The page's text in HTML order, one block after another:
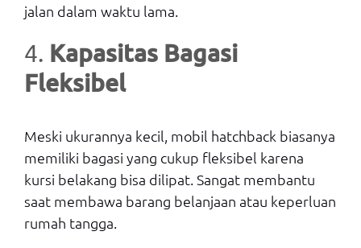
jalan dalam waktu lama.
4. Kapasitas Bagasi
Fleksibel
Meski ukurannya kecil, mobil hatchback biasanya
memiliki bagasi yang cukup fleksibel karena
kursi belakang bisa dilipat. Sangat membantu
saat membawa barang belanjaan atau keperluan
rumah tangga.